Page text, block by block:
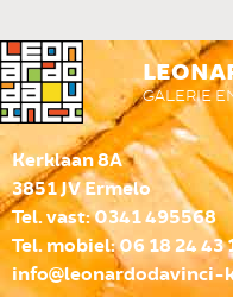
GALERIE
Kerklaan 8A
3851 JV Ermelo
Tel. vast: 0341 495568
Tel. mobiel: 06 18 24 43
info@leonardodavinci-